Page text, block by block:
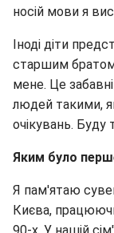
носій мови я
Іноді діти
старшим братом,
мене. Це
людей такими,
очікувань. Буду
Яким було
Я пам'ятаю
Києва,